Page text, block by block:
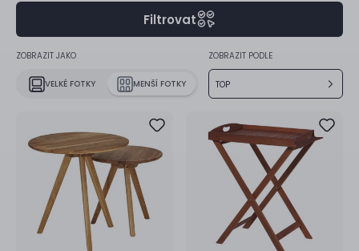
Filtrovat
ZOBRAZIT JAKO
VELKÉ FOTKY MENŠÍ FOTKY
ZOBRAZIT PODLE
TOP